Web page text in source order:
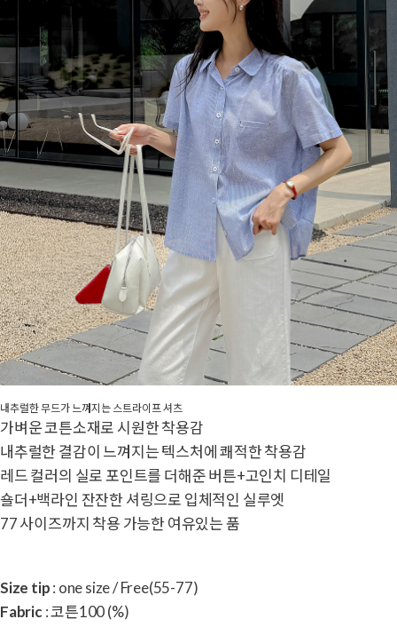
내추럴한 무드가 느껴지는 스트라이프 셔츠
가벼운 코튼소재로 시원한 착용감
내추럴한 결감이 느껴지는 텍스처에 쾌적한 착용감
레드 컬러의 실로 포인트를 더해준 버튼+고인치 디테일
숄더+백라인 잔잔한 셔링으로 입체적인 실루엣
77 사이즈까지 착용 가능한 여유있는 품
Size tip: one size / Free(55-77)
Fabric: 코튼100 (%)